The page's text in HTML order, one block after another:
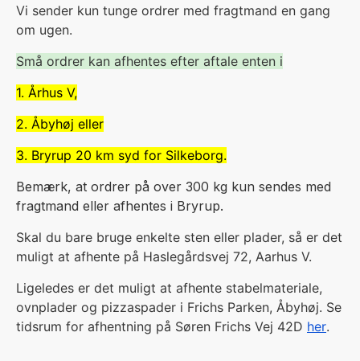
Vi sender kun tunge ordrer med fragtmand en gang
om ugen.
Små ordrer kan afhentes efter aftale enten i
1. Århus V,
2. Åbyhøj eller
3. Bryrup 20 km syd for Silkeborg.
Bemærk, at ordrer på over 300 kg kun sendes med
fragtmand eller afhentes i Bryrup.
Skal du bare bruge enkelte sten eller plader, så er det
muligt at afhente på Haslegårdsvej 72, Aarhus V.
Ligeledes er det muligt at afhente stabelmateriale,
ovnplader og pizzaspader i Frichs Parken, Åbyhøj. Se
tidsrum for afhentning på Søren Frichs Vej 42D her.